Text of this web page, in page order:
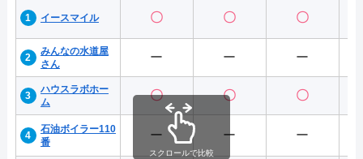
イースマイル 〇 〇 〇
みんなの水道屋
さん
ー ー ー
ハウスラボホー
ム
〇 〇 〇
石油ボイラー110
番
ー ー ー
スクロールで比較